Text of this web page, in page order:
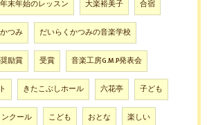
年末年始のレッスン 大楽裕美子 合宿
つみ だいらくかつみの音楽学校
奨励賞 受賞 音楽工房G.M.P発表会
きたこぶしホール 六花亭 子ども
クール こども おとな 楽しい